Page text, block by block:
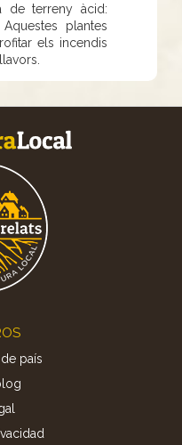
de terreny àcid:
plantes
els incendis
país